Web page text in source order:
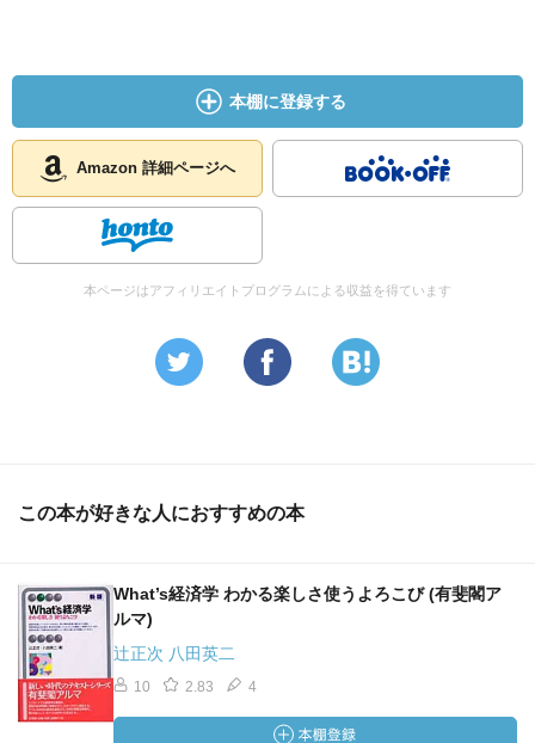
本棚に登録する
Amazon 詳細ページへ
本ページはアフィリエイトプログラムによる収益を得ています
この本が好きな人におすすめの本
What’s経済学 わかる楽しさ使うよろこび (有斐閣ア
ルマ)
辻正次 八田英二
10 2.83 4